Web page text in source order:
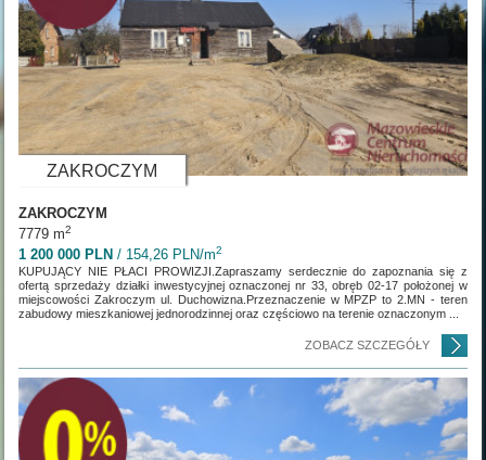
ZAKROCZYM
ZAKROCZYM
7779 m2
1 200 000 PLN / 154,26 PLN/m2
KUPUJĄCY NIE PŁACI PROWIZJI.Zapraszamy serdecznie do zapoznania się z
ofertą sprzedaży działki inwestycyjnej oznaczonej nr 33, obręb 02-17 położonej w
miejscowości Zakroczym ul. Duchowizna.Przeznaczenie w MPZP to 2.MN - teren
zabudowy mieszkaniowej jednorodzinnej oraz częściowo na terenie oznaczonym ...
ZOBACZ SZCZEGÓŁY